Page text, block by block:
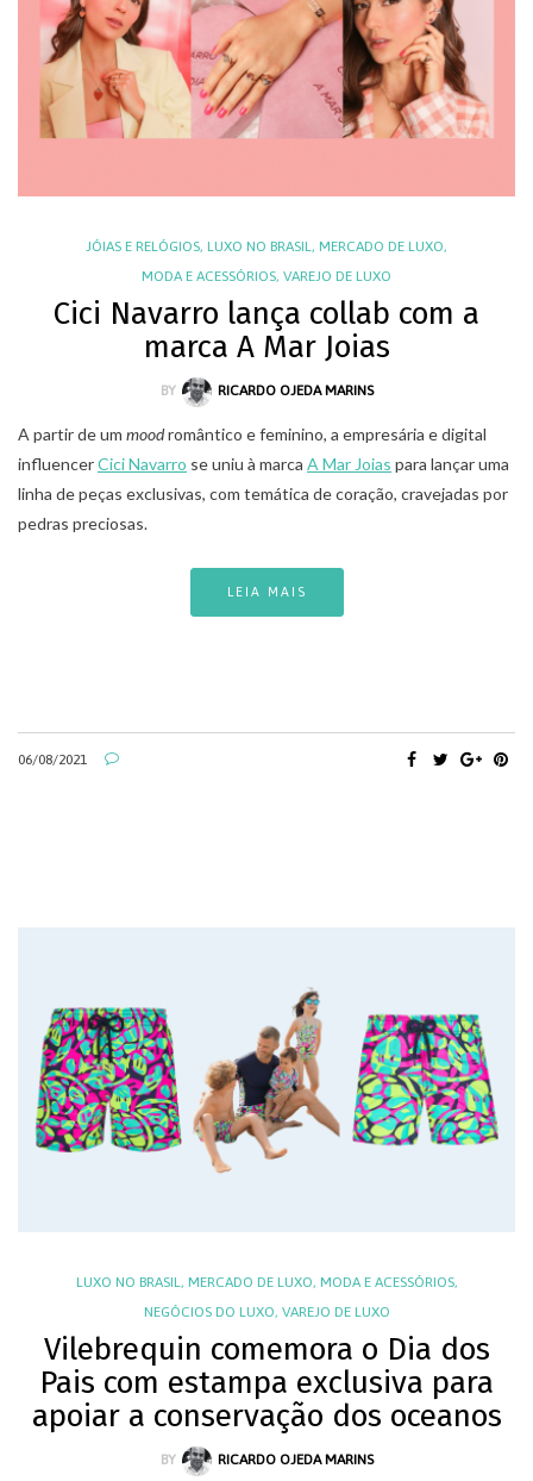
JÓIAS E RELÓGIOS, LUXO NO BRASIL, MERCADO DE LUXO,
MODA E ACESSÓRIOS, VAREJO DE LUXO
Cici Navarro lança collab com a
marca A Mar Joias
BY RICARDO OJEDA MARINS
A partir de um moodromântico e feminino, a empresária e digital
influencerCici Navarro se uniu à marca A Mar Joias para lançar uma
linha de peças exclusivas, com temática de coração, cravejadas por
pedras preciosas.
LEIA MAIS
06/08/2021
LUXO NO BRASIL, MERCADO DE LUXO, MODA E ACESSÓRIOS,
NEGÓCIOS DO LUXO, VAREJO DE LUXO
Vilebrequin comemora o Dia dos
Pais com estampa exclusiva para
apoiar a conservação dos oceanos
BY RICARDO OJEDA MARINS